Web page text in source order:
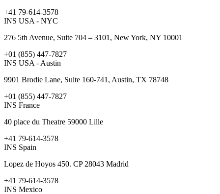
+41 79-614-3578
INS USA - NYC
276 5th Avenue, Suite 704 – 3101, New York, NY 10001 ​
+01 (855) 447-7827
INS USA - Austin
9901 Brodie Lane, Suite 160-741, Austin, TX 78748 ​
+01 (855) 447-7827
INS France
40 place du Theatre 59000 Lille
+41 79-614-3578
INS Spain
Lopez de Hoyos 450. CP 28043 Madrid
+41 79-614-3578
INS Mexico